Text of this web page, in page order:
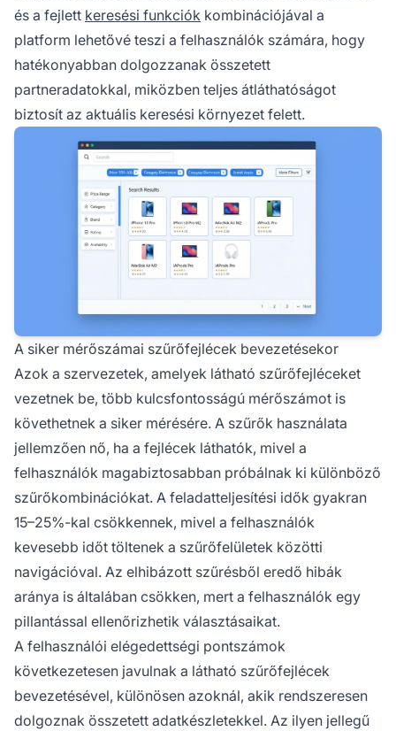
és a fejlett keresési funkciók kombinációjával a
platform lehetővé teszi a felhasználók számára, hogy
hatékonyabban dolgozzanak összetett
partneradatokkal, miközben teljes átláthatóságot
biztosít az aktuális keresési környezet felett.
A siker mérőszámai szűrőfejlécek bevezetésekor
Azok a szervezetek, amelyek látható szűrőfejléceket
vezetnek be, több kulcsfontosságú mérőszámot is
követhetnek a siker mérésére. A szűrők használata
jellemzően nő, ha a fejlécek láthatók, mivel a
felhasználók magabiztosabban próbálnak ki különböző
szűrőkombinációkat. A feladatteljesítési idők gyakran
15–25%-kal csökkennek, mivel a felhasználók
kevesebb időt töltenek a szűrőfelületek közötti
navigációval. Az elhibázott szűrésből eredő hibák
aránya is általában csökken, mert a felhasználók egy
pillantással ellenőrizhetik választásaikat.
A felhasználói elégedettségi pontszámok
következetesen javulnak a látható szűrőfejlécek
bevezetésével, különösen azoknál, akik rendszeresen
dolgoznak összetett adatkészletekkel. Az ilyen jellegű